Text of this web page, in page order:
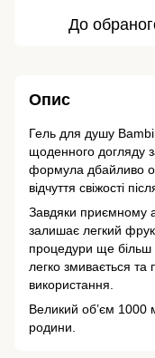
До
Опис
Гель для душу
щоденного догляду
формула дбайливо
відчуття свіжості
Завдяки приємному
залишає легкий
процедури ще більш
легко змивається
використання.
Великий об’єм 1000
родини.